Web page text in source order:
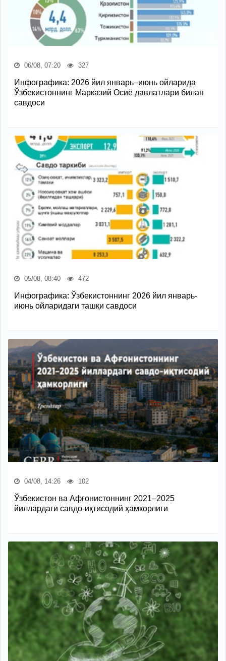
06/08, 07:20 327
Инфографика: 2026 йил январь–июнь ойларида
Ўзбекистоннинг Марказий Осиё давлатлари билан
савдоси
05/08, 08:40 472
Инфографика: Ўзбекистоннинг 2026 йил январь-
июнь ойларидаги ташқи савдоси
04/08, 14:26 102
Ўзбекистон ва Афғонистоннинг 2021–2025
йиллардаги савдо-иқтисодий ҳамкорлиги